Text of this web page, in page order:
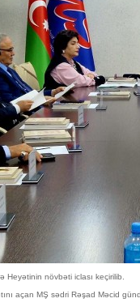
Heyətinin növbəti iclası keçirilib.
açan MŞ sədri Rəşad Məcid